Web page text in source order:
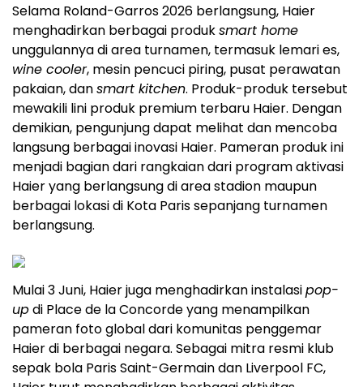
Selama Roland-Garros 2026 berlangsung, Haier
menghadirkan berbagai produksmart home
unggulannya di area turnamen, termasuk lemari es,
wine cooler, mesin pencuci piring, pusat perawatan
pakaian, dansmart kitchen. Produk-produk tersebut
mewakili lini produk premium terbaru Haier. Dengan
demikian, pengunjung dapat melihat dan mencoba
langsung berbagai inovasi Haier. Pameran produk ini
menjadi bagian dari rangkaian dari program aktivasi
Haier yang berlangsung di area stadion maupun
berbagai lokasi di Kota Paris sepanjang turnamen
berlangsung.
Mulai 3 Juni, Haier juga menghadirkan instalasipop-
updi Place de la Concorde yang menampilkan
pameran foto global dari komunitas penggemar
Haier di berbagai negara. Sebagai mitra resmi klub
sepak bola Paris Saint-Germain dan Liverpool FC,